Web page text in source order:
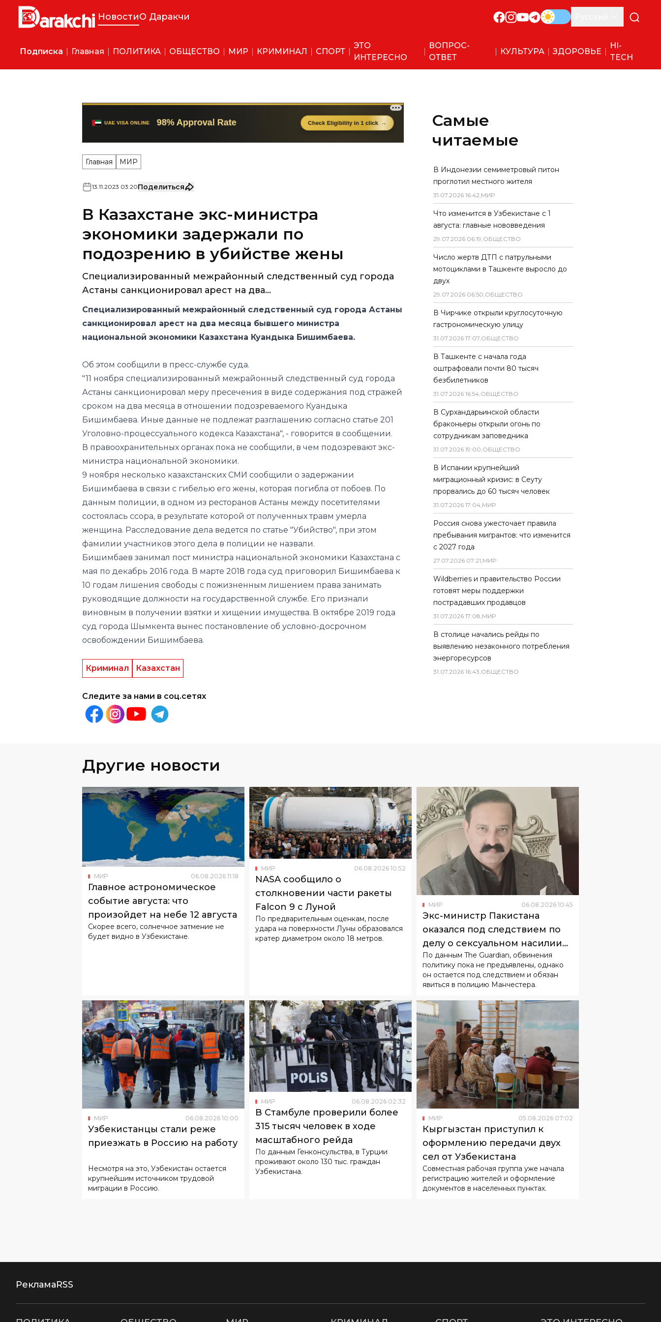
НовостиО Даракчи
Подписка Главная ПОЛИТИКА ОБЩЕСТВО МИР КРИМИНАЛ СПОРТ
ЭТО
ИНТЕРЕСНО
ВОПРОС-
ОТВЕТ
КУЛЬТУРА ЗДОРОВЬЕ
HI-
TECH
Главная МИР
13 11 2023 03:20Поделиться
В Казахстане экс-министра
экономики задержали по
подозрению в убийстве жены
Специализированный межрайонный следственный суд города
Астаны санкционировал арест на два...
Специализированный межрайонный следственный суд города Астаны
санкционировал арест на два месяца бывшего министра
национальной экономики Казахстана Куандыка Бишимбаева.
Об этом сообщили в пресс-службе суда.
"11 ноября специализированный межрайонный следственный суд города
Астаны санкционировал меру пресечения в виде содержания под стражей
сроком на два месяца в отношении подозреваемого Куандыка
Бишимбаева. Иные данные не подлежат разглашению согласно статье 201
Уголовно-процессуального кодекса Казахстана", - говорится в сообщении.
В правоохранительных органах пока не сообщили, в чем подозревают экс-
министра национальной экономики.
9 ноября несколько казахстанских СМИ сообщили о задержании
Бишимбаева в связи с гибелью его жены, которая погибла от побоев. По
данным полиции, в одном из ресторанов Астаны между посетителями
состоялась ссора, в результате которой от полученных травм умерла
женщина. Расследование дела ведется по статье "Убийство", при этом
фамилии участников этого дела в полиции не назвали.
Бишимбаев занимал пост министра национальной экономики Казахстана с
мая по декабрь 2016 года. В марте 2018 года суд приговорил Бишимбаева к
10 годам лишения свободы с пожизненным лишением права занимать
руководящие должности на государственной службе. Его признали
виновным в получении взятки и хищении имущества. В октябре 2019 года
суд города Шымкента вынес постановление об условно-досрочном
освобождении Бишимбаева.
Криминал Казахстан
Следите за нами в соц.сетях
Самые
читаемые
В Индонезии семиметровый питон
проглотил местного жителя
31.07.2026 16:42,МИР
Что изменится в Узбекистане с 1
августа: главные нововведения
29.07.2026 06:19,ОБЩЕСТВО
Число жертв ДТП с патрульными
мотоциклами в Ташкенте выросло до
двух
29.07.2026 06:50,ОБЩЕСТВО
В Чирчике открыли круглосуточную
гастрономическую улицу
31.07.2026 17:07,ОБЩЕСТВО
В Ташкенте с начала года
оштрафовали почти 80 тысяч
безбилетников
31.07.2026 16:54,ОБЩЕСТВО
В Сурхандарьинской области
браконьеры открыли огонь по
сотрудникам заповедника
31.07.2026 19:00,ОБЩЕСТВО
В Испании крупнейший
миграционный кризис: в Сеуту
прорвались до 60 тысяч человек
31.07.2026 17:04,МИР
Россия снова ужесточает правила
пребывания мигрантов: что изменится
с 2027 года
27.07.2026 07:21,МИР
Wildberries и правительство России
готовят меры поддержки
пострадавших продавцов
31.07.2026 17:08,МИР
В столице начались рейды по
выявлению незаконного потребления
энергоресурсов
31.07.2026 16:43,ОБЩЕСТВО
Другие новости
МИР 06.08.2026 11:18
Главное астрономическое
событие августа: что
произойдет на небе 12 августа
Скорее всего, солнечное затмение не
будет видно в Узбекистане.
МИР 06.08.2026 10:52
NASA сообщило о
столкновении части ракеты
Falcon 9 с Луной
По предварительным оценкам, после
удара на поверхности Луны образовался
кратер диаметром около 18 метров.
МИР 06.08.2026 10:45
Экс-министр Пакистана
оказался под следствием по
делу о сексуальном насилии
над детьми
По данным The Guardian, обвинения
политику пока не предъявлены, однако
он остается под следствием и обязан
явиться в полицию Манчестера.
МИР 06.08.2026 10:00
Узбекистанцы стали реже
приезжать в Россию на работу
Несмотря на это, Узбекистан остается
крупнейшим источником трудовой
миграции в Россию.
МИР 06.08.2026 02:32
В Стамбуле проверили более
315 тысяч человек в ходе
масштабного рейда
По данным Генконсульства, в Турции
проживают около 130 тыс. граждан
Узбекистана.
МИР 05.08.2026 07:02
Кыргызстан приступил к
оформлению передачи двух
сел от Узбекистана
Совместная рабочая группа уже начала
регистрацию жителей и оформление
документов в населенных пунктах.
РекламаRSS